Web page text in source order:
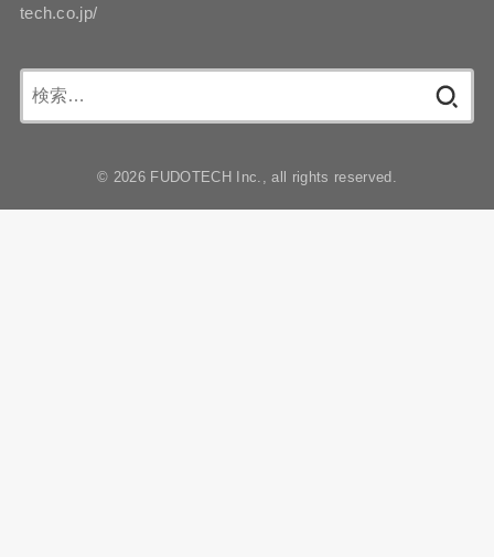
tech.co.jp/
© 2026 FUDOTECH Inc., all rights reserved.